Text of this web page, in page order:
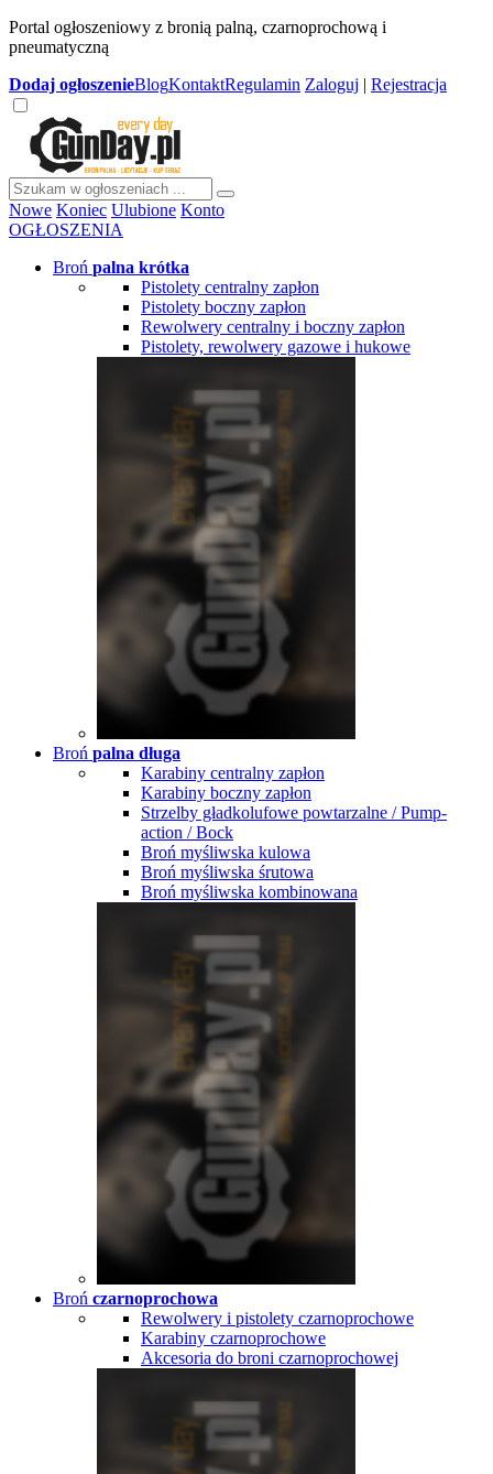
Portal ogłoszeniowy z bronią palną, czarnoprochową i
pneumatyczną
Dodaj ogłoszenieBlogKontaktRegulamin Zaloguj | Rejestracja
Nowe Koniec Ulubione Konto
OGŁOSZENIA
Broń palna krótka
Pistolety centralny zapłon
Pistolety boczny zapłon
Rewolwery centralny i boczny zapłon
Pistolety, rewolwery gazowe i hukowe
Broń palna długa
Karabiny centralny zapłon
Karabiny boczny zapłon
Strzelby gładkolufowe powtarzalne / Pump-
action / Bock
Broń myśliwska kulowa
Broń myśliwska śrutowa
Broń myśliwska kombinowana
Broń czarnoprochowa
Rewolwery i pistolety czarnoprochowe
Karabiny czarnoprochowe
Akcesoria do broni czarnoprochowej